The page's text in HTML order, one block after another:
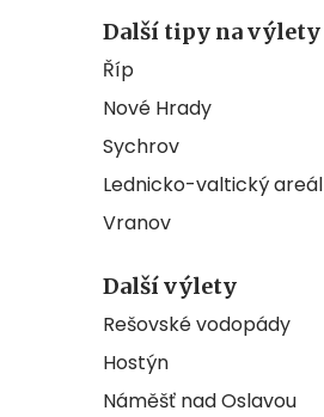
Další tipy na výlety
Říp
Nové Hrady
Sychrov
Lednicko-valtický areál
Vranov
Další výlety
Rešovské vodopády
Hostýn
Náměšť nad Oslavou